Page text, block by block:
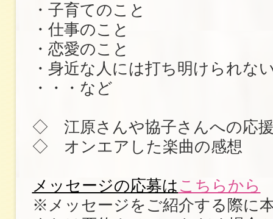
・子育てのこと
・仕事のこと
・恋愛のこと
・身近な人には打ち明けられな
・・・など
◇ 江原さんや協子さんへの応
◇ オンエアした楽曲の感想
メッセージの応募は こちらから
※メッセージをご紹介する際に